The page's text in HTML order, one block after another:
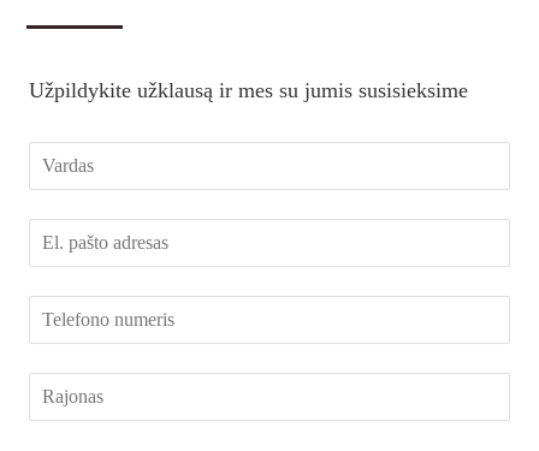
Užpildykite užklausą ir mes su jumis susisieksime